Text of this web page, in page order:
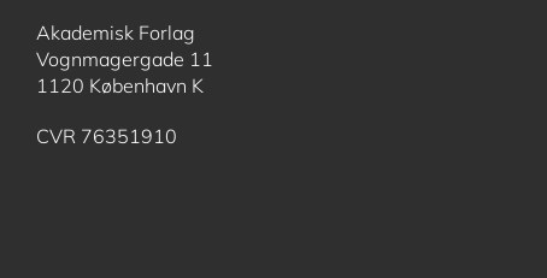
Akademisk Forlag
Vognmagergade 11
1120 København K
CVR 76351910